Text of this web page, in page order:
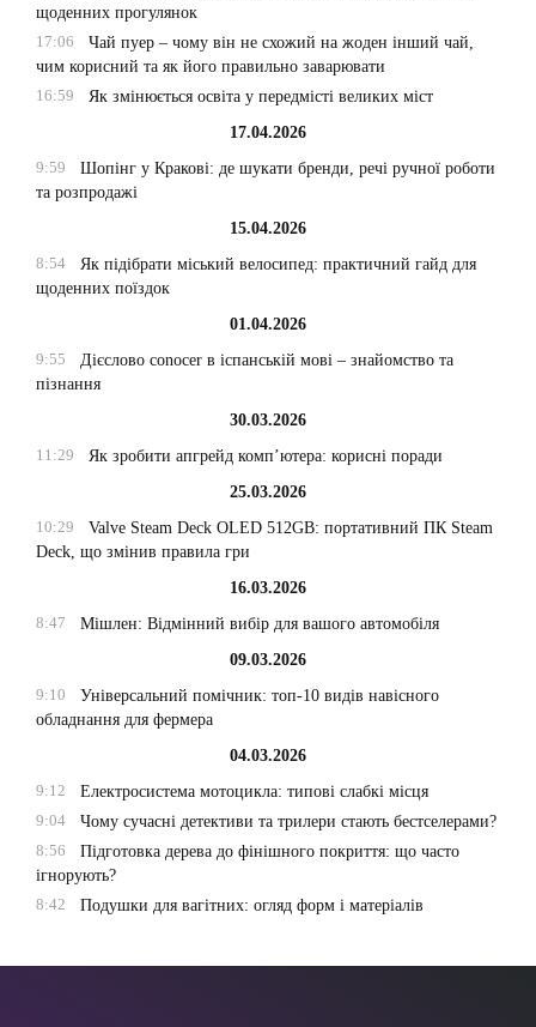
щоденних прогулянок
17:06
Чай пуер – чому він не схожий на жоден інший чай,
чим корисний та як його правильно заварювати
16:59
Як змінюється освіта у передмісті великих міст
17.04.2026
9:59
Шопінг у Кракові: де шукати бренди, речі ручної роботи
та розпродажі
15.04.2026
8:54
Як підібрати міський велосипед: практичний гайд для
щоденних поїздок
01.04.2026
9:55
Дієслово conocer в іспанській мові – знайомство та
пізнання
30.03.2026
11:29
Як зробити апгрейд комп’ютера: корисні поради
25.03.2026
10:29
Valve Steam Deck OLED 512GB: портативний ПК Steam
Deck, що змінив правила гри
16.03.2026
8:47
Мішлен: Відмінний вибір для вашого автомобіля
09.03.2026
9:10
Універсальний помічник: топ-10 видів навісного
обладнання для фермера
04.03.2026
9:12
Електросистема мотоцикла: типові слабкі місця
9:04
Чому сучасні детективи та трилери стають бестселерами?
8:56
Підготовка дерева до фінішного покриття: що часто
ігнорують?
8:42
Подушки для вагітних: огляд форм і матеріалів